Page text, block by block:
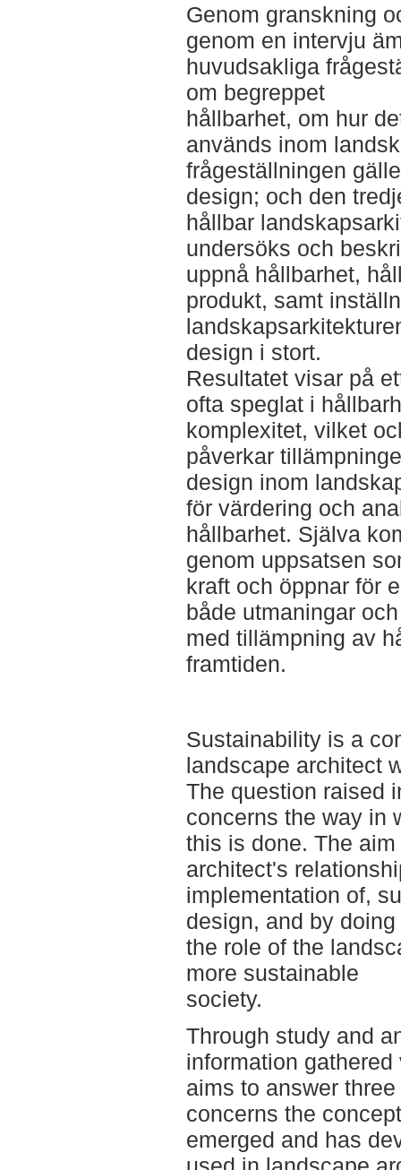
Genom granskning
genom en intervju
huvudsakliga
om begreppet
hållbarhet, om hur
används inom
frågeställningen
design; och den
hållbar
undersöks och
uppnå hållbarhet,
produkt, samt
design i stort.
Resultatet visar på
ofta speglat i
komplexitet, vilket
påverkar
design inom
för värdering och
hållbarhet. Själva
genom uppsatsen
kraft och öppnar för
både utmaningar
med tillämpning av
framtiden.
Sustainability is a
landscape architect
The question raised
concerns the way in
this is done. The
architect's
implementation of,
design, and by
the role of the
more sustainable
society.
Through study and
information
aims to answer
concerns the
emerged and has